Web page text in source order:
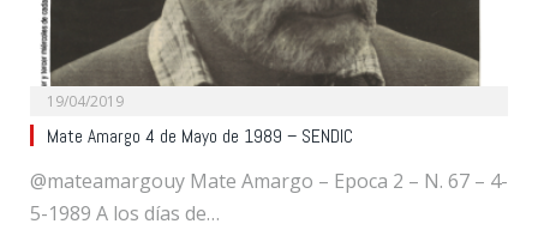
19/04/2019
Mate Amargo 4 de Mayo de 1989 – SENDIC
@mateamargouy Mate Amargo – Epoca 2 – N. 67 – 4-
5-1989 A los días de…